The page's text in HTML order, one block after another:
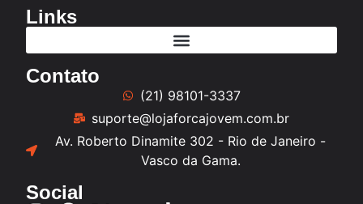
Links
Contato
(21) 98101-3337
suporte@lojaforcajovem.com.br
Av. Roberto Dinamite 302 - Rio de Janeiro -
Vasco da Gama.
Social